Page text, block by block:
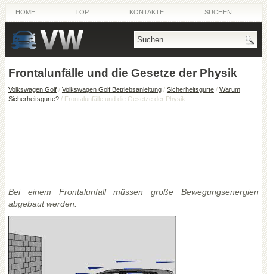
HOME TOP KONTAKTE SUCHEN
Frontalunfälle und die Gesetze der Physik
Volkswagen Golf/ Volkswagen Golf Betriebsanleitung/ Sicherheitsgurte/ Warum
Sicherheitsgurte?/ Frontalunfälle und die Gesetze der Physik
Bei einem Frontalunfall müssen große Bewegungsenergien
abgebaut werden.